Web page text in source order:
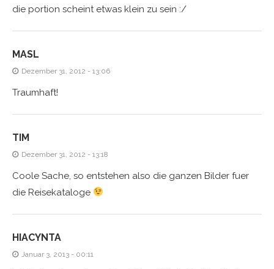
die portion scheint etwas klein zu sein :/
MASL
Dezember 31, 2012 - 13:06
Traumhaft!
TIM
Dezember 31, 2012 - 13:18
Coole Sache, so entstehen also die ganzen Bilder fuer
die Reisekataloge
HIACYNTA
Januar 3, 2013 - 00:11